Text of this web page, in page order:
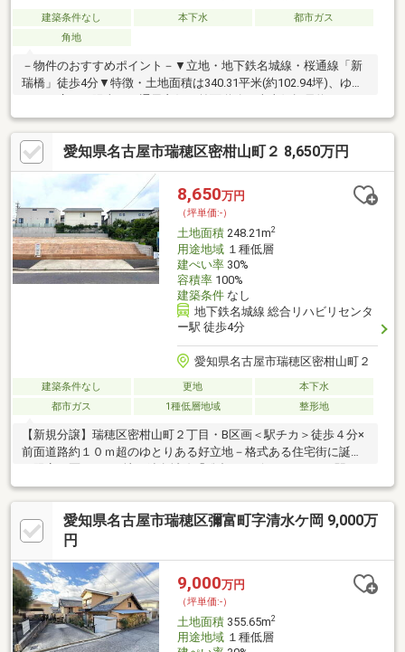
建築条件なし 本下水
都市ガス
角地
－物件のおすすめポイント－▼立地・地下鉄名城線・桜通線「新
瑞橋」徒歩4分▼特徴・土地面積は340.31平米(約102.94坪)、ゆと
10.0m、西側幅員約7.2mの公道・南東側の接道幅は約20.7m・建築
条件付宅地販売ではないため、お好きなハウスメーカーや工務店
で建築可能・現況古家有、解体後に更地でのお引渡し▼周辺環
境・井戸田小学校 徒歩5分(約400m)・イオンモール新瑞橋 徒歩6
分(約450m)■ ご希望の住まい探しをお手伝いします
━━━━━・・・物件の詳細・ご相談はお気軽にお問い合わせく
ださい。
愛知県名古屋市瑞穂区密柑山町２ 8,650万円
8,650万円
（坪単価:-）
土地面積248.21m2
用途地域１種低層
建ぺい率30%
容積率100%
建築条件なし
地下鉄名城線 総合リハビリセンタ
ー駅 徒歩4分
愛知県名古屋市瑞穂区密柑山町２
建築条件なし 更地
本下水
都市ガス
1種低層地域 整形地
【新規分譲】瑞穂区密柑山町２丁目・B区画＜駅チカ＞徒歩４分×
前面道路約１０ｍ超のゆとりある好立地－格式ある住宅街に誕生
（限定２区画）－■地下鉄名城線「総合リハビリセンター」駅
徒歩４分■平坦地・開放感ある７５坪の北向き整形地！北西側公
道約１０．９ｍに間口約１３．５ｍ接面ゆったり間口で駐車も
楽々！陽明小学校 徒歩４分／汐路中学校 徒歩１４分生活利便
施設も徒歩圏に充実・ローソン ７分・フィール ４分・スギド
し・自由設計可能弊社売主物件です利便性を兼ね備えた閑静な住
宅地お気軽にお問い合わせください
愛知県名古屋市瑞穂区彌富町字清水ケ岡 9,000万
円
9,000万円
（坪単価:-）
土地面積355.65m2
用途地域１種低層